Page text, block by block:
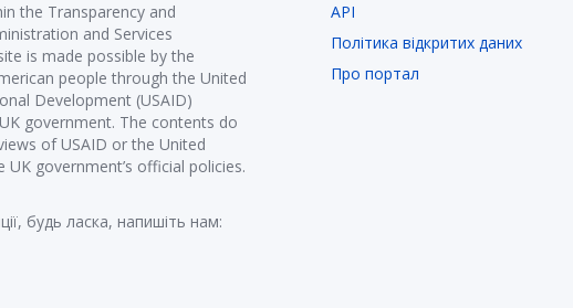
the Transparency and
and Services
is made possible by the
people through the United
Development (USAID)
government. The contents do
of USAID or the United
government’s official policies.
будь ласка, напишіть нам:
API
Політика відкритих даних
Про портал